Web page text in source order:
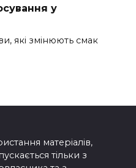
у
які змінюють смак
матеріалів,
тільки з